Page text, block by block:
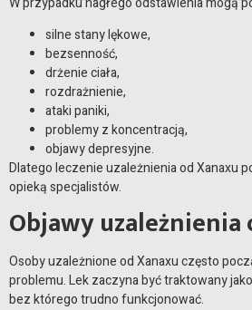
silne stany lękowe,
bezsenność,
drżenie ciała,
rozdrażnienie,
ataki paniki,
problemy z koncentracją,
objawy depresyjne.
Dlatego leczenie uzależnienia od Xanaxu
opieką specjalistów.
Objawy uzależnienia
Osoby uzależnione od Xanaxu często
problemu. Lek zaczyna być traktowany
bez którego trudno funkcjonować.